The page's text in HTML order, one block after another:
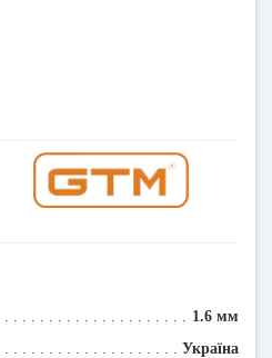
1.6 мм
Україна